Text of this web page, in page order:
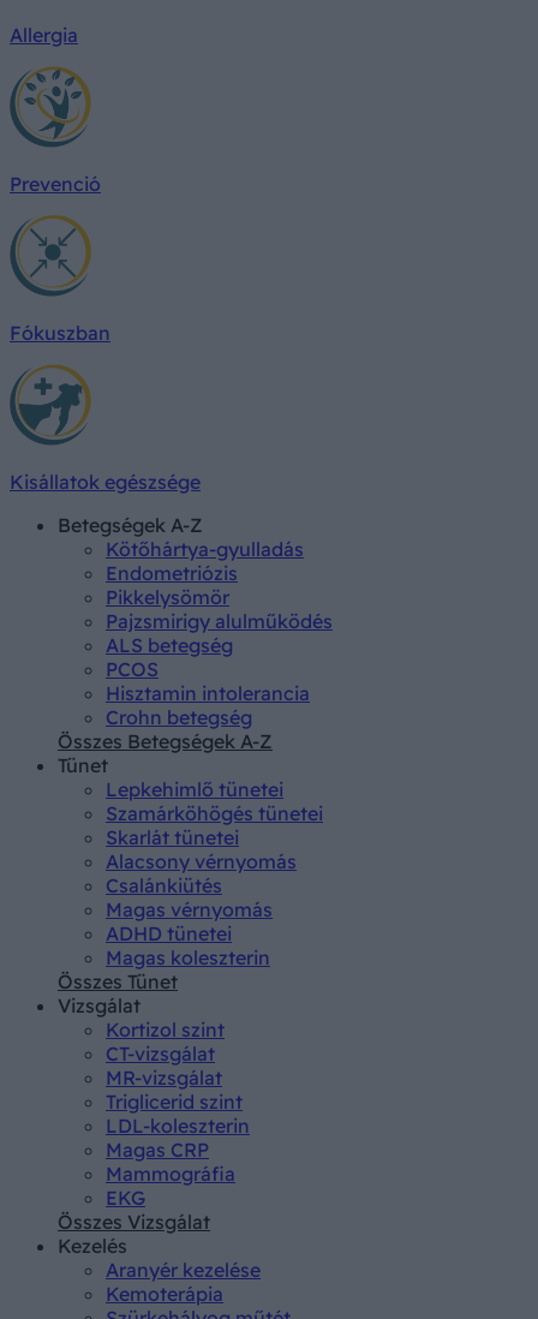
Allergia
Prevenció
Fókuszban
Kisállatok egészsége
Betegségek A-Z
Kötőhártya-gyulladás
Endometriózis
Pikkelysömör
Pajzsmirigy alulműködés
ALS betegség
PCOS
Hisztamin intolerancia
Crohn betegség
Összes Betegségek A-Z
Tünet
Lepkehimlő tünetei
Szamárköhögés tünetei
Skarlát tünetei
Alacsony vérnyomás
Csalánkiütés
Magas vérnyomás
ADHD tünetei
Magas koleszterin
Összes Tünet
Vizsgálat
Kortizol szint
CT-vizsgálat
MR-vizsgálat
Triglicerid szint
LDL-koleszterin
Magas CRP
Mammográfia
EKG
Összes Vizsgálat
Kezelés
Aranyér kezelése
Kemoterápia